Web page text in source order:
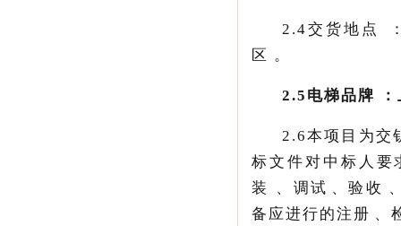
2.4交货地点
区。
2.5 电梯品牌
2.6本项目为交
标文件对中标人要求
装、调试、验
备应进行的注册、检